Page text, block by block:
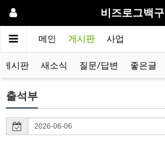
비즈로그백구
메인 게시판 사업
게시판 새소식 질문/답변 좋은글
출석부